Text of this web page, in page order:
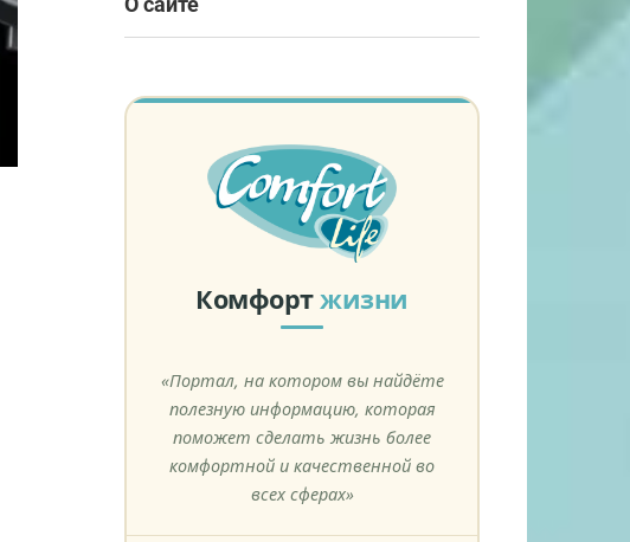
Комфортжизни
«Портал, на котором вы найдёте
полезную информацию, которая
поможет сделать жизнь более
комфортной и качественной во
всех сферах»